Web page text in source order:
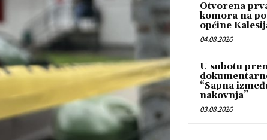
Otvorena
komora na
općine
04.08.2026
U subotu
“Sapna
nakovnja”
03.08.2026